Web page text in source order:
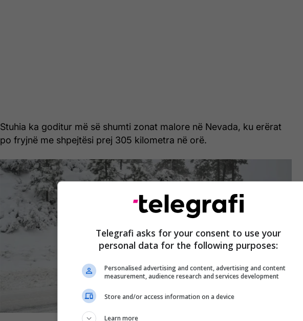
Stuhia ka goditur më së shumti zonat malore në Nevada, ku erërat
po fryjnë me shpejtësi prej 305 kilometra në orë.
Telegrafi asks for your consent to use your
personal data for the following purposes:
Personalised advertising and content, advertising and content
measurement, audience research and services development
Store and/or access information on a device
Learn more